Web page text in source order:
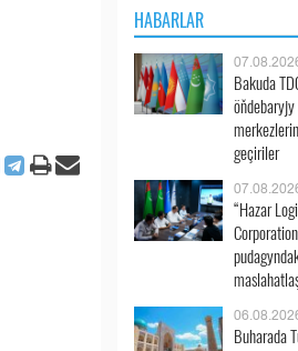
HABARLAR
Bakuda
geçiriler
“Hazar
Buharada